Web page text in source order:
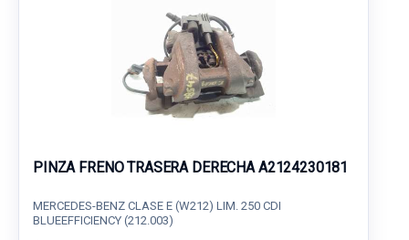
PINZA FRENO TRASERA DERECHA A2124230181
MERCEDES-BENZ CLASE E (W212) LIM. 250 CDI
BLUEEFFICIENCY (212.003)